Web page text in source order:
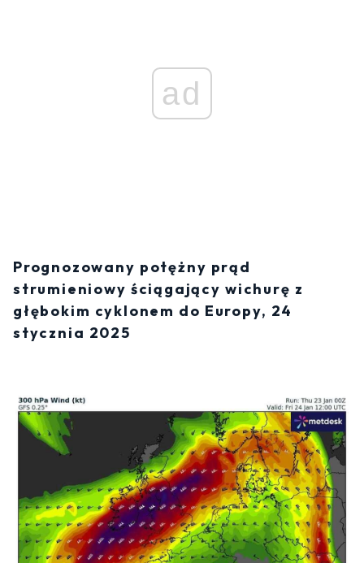
ad
Prognozowany potężny prąd
strumieniowy ściągający wichurę z
głębokim cyklonem do Europy, 24
stycznia 2025